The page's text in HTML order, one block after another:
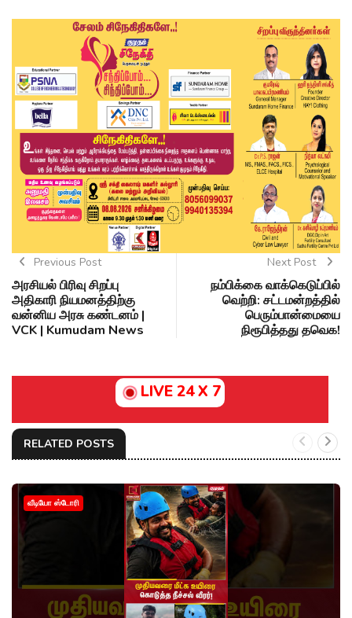
Previous Post
அரசியல் பிரிவு சிறப்பு
அதிகாரி நியமனத்திற்கு
வன்னிய அரசு கண்டனம் |
VCK | Kumudam News
Next Post
நம்பிக்கை வாக்கெடுப்பில்
வெற்றி: சட்டமன்றத்தில்
பெரும்பான்மையை
நிரூபித்தது தவெக!
LIVE 24 X 7
RELATED POSTS
வீடியோ ஸ்டோரி